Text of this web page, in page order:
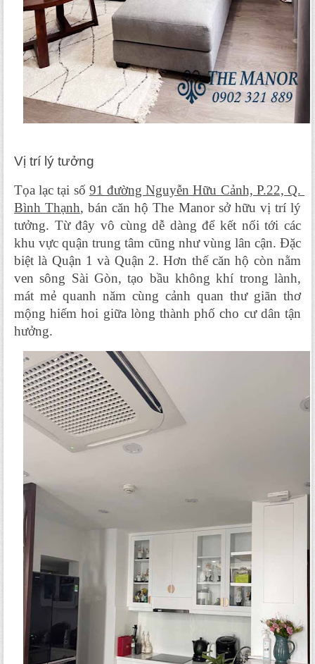
Vị trí lý tưởng
Tọa lạc tại số 91 đường Nguyễn Hữu Cảnh, P.22, Q.
Bình Thạnh, bán căn hộ The Manor sở hữu vị trí lý
tưởng. Từ đây vô cùng dễ dàng để kết nối tới các
khu vực quận trung tâm cũng như vùng lân cận. Đặc
biệt là Quận 1 và Quận 2. Hơn thế căn hộ còn nằm
ven sông Sài Gòn, tạo bầu không khí trong lành,
mát mẻ quanh năm cùng cảnh quan thư giãn thơ
mộng hiếm hoi giữa lòng thành phố cho cư dân tận
hưởng.